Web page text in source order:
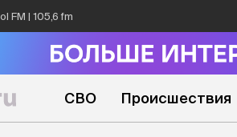
FM | 105,6 fm
СВО Происшествия